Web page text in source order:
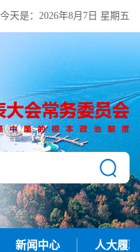
今天是： 2026年8月7日 星期五
新闻中心 人大履职